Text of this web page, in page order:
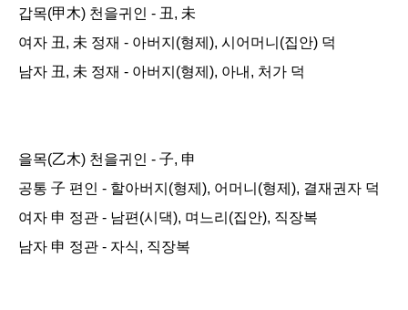
갑목(甲木) 천을귀인 - 丑, 未
여자 丑, 未 정재 - 아버지(형제), 시어머니(집안) 덕
남자 丑, 未 정재 - 아버지(형제), 아내, 처가 덕
을목(乙木) 천을귀인 - 子, 申
공통 子 편인 - 할아버지(형제), 어머니(형제), 결재권자 덕
여자 申 정관 - 남편(시댁), 며느리(집안), 직장복
남자 申 정관 - 자식, 직장복